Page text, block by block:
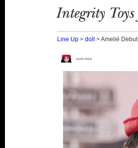
Integrity Toys Japan
Line Up > doll > Amelié Debut